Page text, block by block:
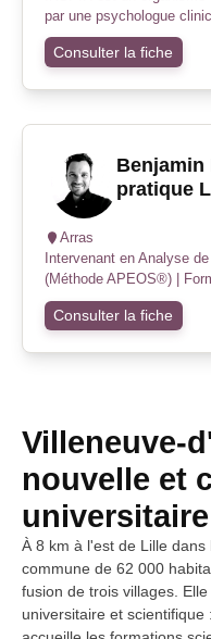
par une psychologue
Consulter la fiche
Benjamin
pratique
Arras
Intervenant en Analyse
(Méthode APEOS®) |
Consulter la fiche
Villeneuve-
nouvelle et
universitaire
À 8 km à l'est de Lille dans
commune de 62 000
fusion de trois villages.
universitaire et scientifique